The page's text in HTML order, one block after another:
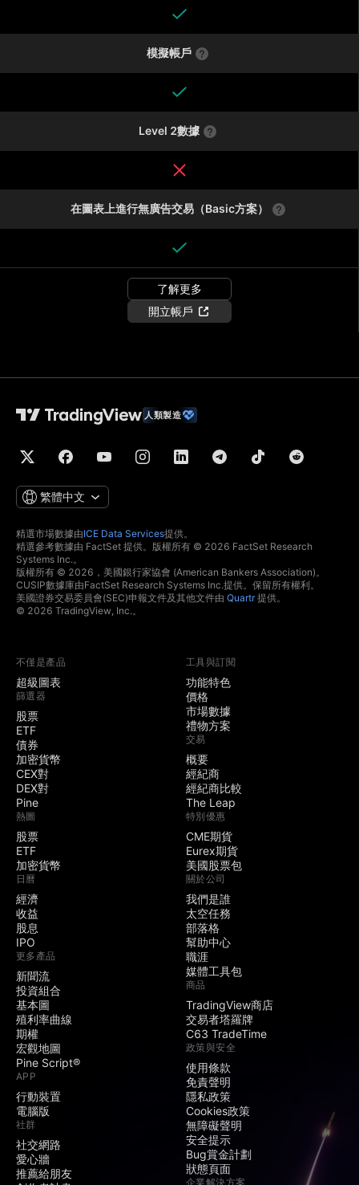
模擬帳戶
Level 2數據
在圖表上進行無廣告交易（Basic方案）
了解更多
開立帳戶
人類製造
繁體中文
精選市場數據由ICE Data Services提供。
精選參考數據由 FactSet 提供。版權所有 © 2026 FactSet Research
Systems Inc.。
版權所有 © 2026，美國銀行家協會 (American Bankers Association)。
CUSIP數據庫由FactSet Research Systems Inc.提供。保留所有權利。
美國證券交易委員會(SEC)申報文件及其他文件由 Quartr提供。
© 2026 TradingView, Inc.。
不僅是產品
超級圖表
篩選器
股票
ETF
債券
加密貨幣
CEX對
DEX對
Pine
熱圖
股票
ETF
加密貨幣
日曆
經濟
收益
股息
IPO
更多產品
新聞流
投資組合
基本圖
殖利率曲線
期權
宏觀地圖
Pine Script®
APP
行動裝置
電腦版
社群
社交網路
愛心牆
推薦給朋友
工具與訂閱
功能特色
價格
市場數據
禮物方案
交易
概要
經紀商
經紀商比較
The Leap
特別優惠
CME期貨
Eurex期貨
美國股票包
關於公司
我們是誰
太空任務
部落格
幫助中心
職涯
媒體工具包
商品
TradingView商店
交易者塔羅牌
C63 TradeTime
政策與安全
使用條款
免責聲明
隱私政策
Cookies政策
無障礙聲明
安全提示
Bug賞金計劃
狀態頁面
企業解決方案